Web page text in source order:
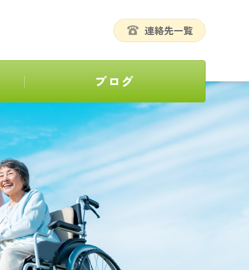
連絡先一覧
ブログ